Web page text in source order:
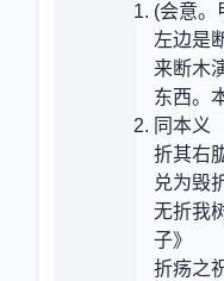
(会意。
左边是
来断木
东西。
同本义
折其右
兑为毁
无折我
子》
折疡之